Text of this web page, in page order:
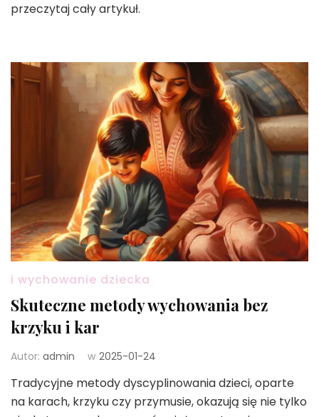
przeczytaj cały artykuł.
i wychowanie dziecka
Skuteczne metody wychowania bez
krzyku i kar
Autor: admin w 2025-01-24
Tradycyjne metody dyscyplinowania dzieci, oparte
na karach, krzyku czy przymusie, okazują się nie tylko